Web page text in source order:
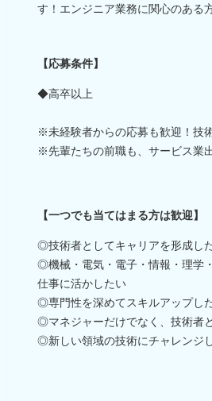
す！エンジニア業務に関心のある
【応募条件】
◆高卒以上
※未経験者からの応募も歓迎！技
※先輩たちの前職も、サービス業
【一つでも当てはまる方は歓迎】
◎技術者としてキャリアを形成し
◎機械・電気・電子・情報・理学
仕事に活かしたい
◎専門性を深めてスキルアップし
◎マネジャーだけでなく、技術者
◎新しい領域の技術にチャレンジ